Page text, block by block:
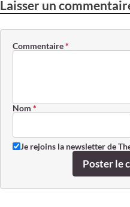
Laisser un
Commentaire*
Nom *
Je rejoins la newsletter de
Poster le